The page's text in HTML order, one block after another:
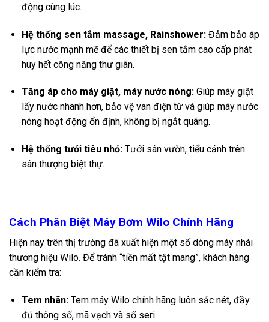
động cùng lúc.
Hệ thống sen tắm massage, Rainshower:Đảm bảo áp
lực nước mạnh mẽ để các thiết bị sen tắm cao cấp phát
huy hết công năng thư giãn.
Tăng áp cho máy giặt, máy nước nóng:Giúp máy giặt
lấy nước nhanh hơn, bảo vệ van điện từ và giúp máy nước
nóng hoạt động ổn định, không bị ngắt quãng.
Hệ thống tưới tiêu nhỏ:Tưới sân vườn, tiểu cảnh trên
sân thượng biệt thự.
Cách Phân Biệt Máy Bơm Wilo Chính Hãng
Hiện nay trên thị trường đã xuất hiện một số dòng máy nhái
thương hiệu Wilo. Để tránh “tiền mất tật mang”, khách hàng
cần kiểm tra:
Tem nhãn:Tem máy Wilo chính hãng luôn sắc nét, đầy
đủ thông số, mã vạch và số seri.